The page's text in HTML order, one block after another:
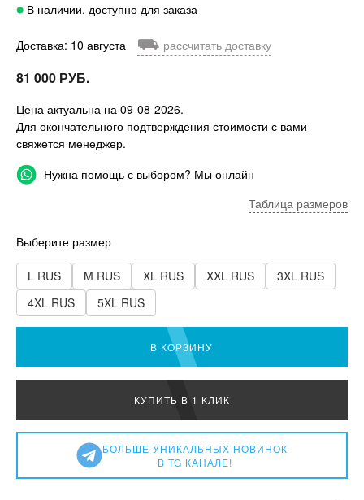
В наличии, доступно для заказа
Доставка: 10 августа ⛟ рассчитать доставку
81 000 РУБ.
Цена актуальна на 09-08-2026.
Для окончательного подтверждения стоимости с вами
свяжется менеджер.
Нужна помощь с выбором? Мы онлайн
Таблица размеров
Выберите размер
L RUS M RUS XL RUS XXL RUS
3XL RUS
4XL RUS
5XL RUS
В КОРЗИНУ
КУПИТЬ В 1 КЛИК
БОЛЬШЕ УНИКАЛЬНЫХ НОВИНОК
В TG КАНАЛЕ!